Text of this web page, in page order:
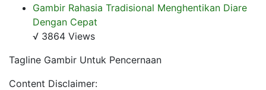
Gambir Rahasia Tradisional Menghentikan Diare
Dengan Cepat
√ 3864 Views
Tagline Gambir Untuk Pencernaan
Content Disclaimer: